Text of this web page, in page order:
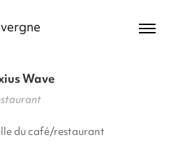
Wave
du café/restaurant